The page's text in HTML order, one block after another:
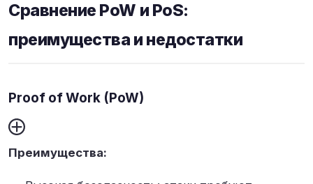
Сравнение PoW и PoS:
преимущества и недостатки
Proof of Work (PoW)
Преимущества: